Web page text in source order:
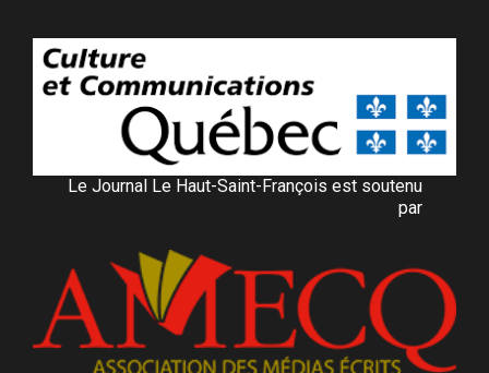
Le Journal Le Haut-Saint-François est soutenu
par